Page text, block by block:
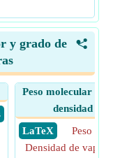
<
y grado de
Peso molecular de
densidad de
​ LaTeX
Peso
Densidad de vapor